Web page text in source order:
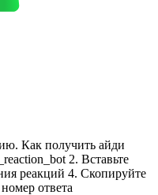
Как получить айди
2. Вставьте
реакций 4. Скопируйте
ответа